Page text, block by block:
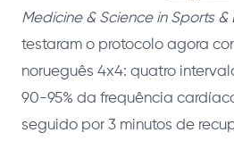
Medicine & Science in Sports &
testaram o protocolo agora
norueguês 4x4: quatro
90-95% da frequência
seguido por 3 minutos de